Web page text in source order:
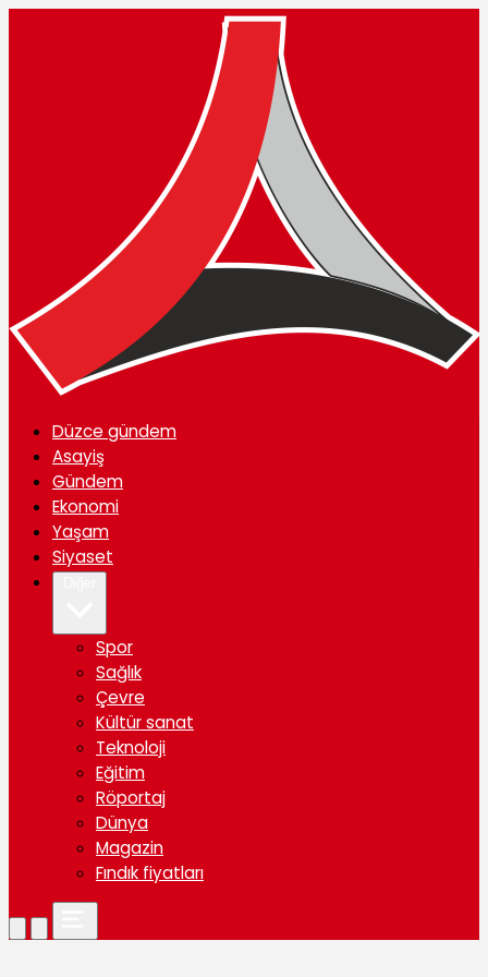
Düzce gündem
Asayiş
Gündem
Ekonomi
Yaşam
Siyaset
Spor
Sağlık
Çevre
Kültür sanat
Teknoloji
Eğitim
Röportaj
Dünya
Magazin
Fındık fiyatları